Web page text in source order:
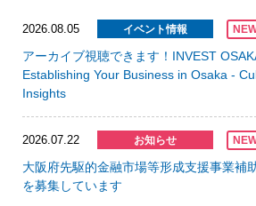
2026.08.05 イベント情報
アーカイブ視聴できます！INVEST
Establishing Your Business in Osaka -
Insights
2026.07.22 お知らせ
大阪府先駆的金融市場等形成支援事業補
を募集しています